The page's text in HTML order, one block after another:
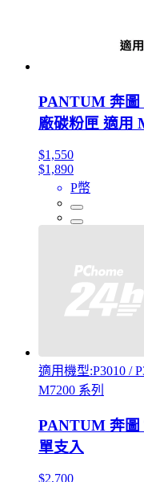
PANTUM 奔圖
廠碳粉匣 適用
$1,550
$1,890
P幣
適用機型:P3010 /
M7200 系列
PANTUM 奔
單支入
$2,700